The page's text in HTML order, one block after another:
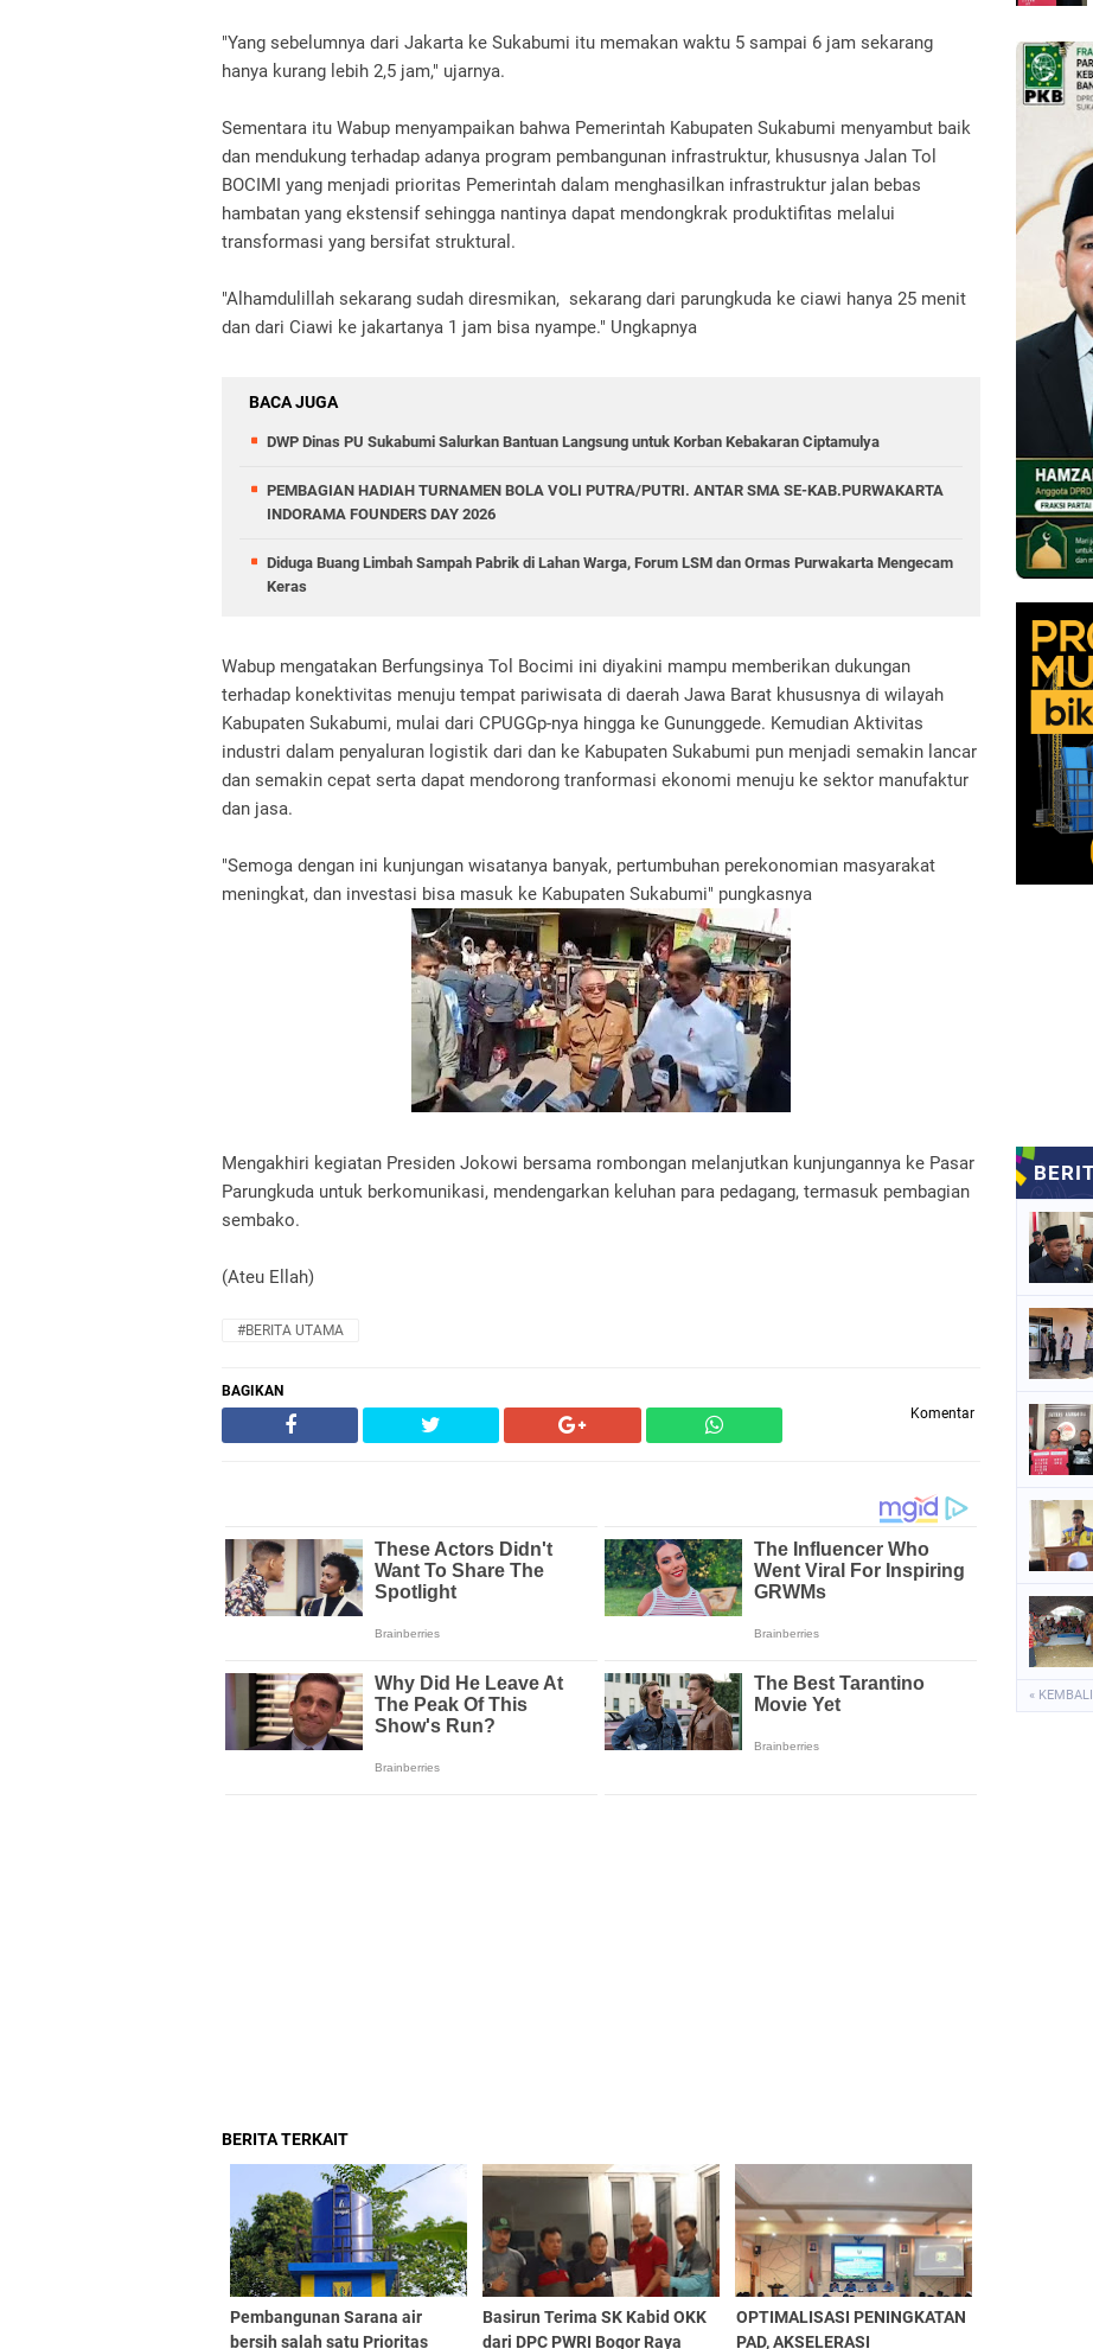
"Yang sebelumnya dari Jakarta ke Sukabumi itu memakan waktu 5 sampai 6 jam sekarang
hanya kurang lebih 2,5 jam," ujarnya.
Sementara itu Wabup menyampaikan bahwa Pemerintah Kabupaten Sukabumi menyambut baik
dan mendukung terhadap adanya program pembangunan infrastruktur, khususnya Jalan Tol
BOCIMI yang menjadi prioritas Pemerintah dalam menghasilkan infrastruktur jalan bebas
hambatan yang ekstensif sehingga nantinya dapat mendongkrak produktifitas melalui
transformasi yang bersifat struktural.
"Alhamdulillah sekarang sudah diresmikan, sekarang dari parungkuda ke ciawi hanya 25 menit
dan dari Ciawi ke jakartanya 1 jam bisa nyampe." Ungkapnya
BACA JUGA
DWP Dinas PU Sukabumi Salurkan Bantuan Langsung untuk Korban Kebakaran Ciptamulya
PEMBAGIAN HADIAH TURNAMEN BOLA VOLI PUTRA/PUTRI. ANTAR SMA SE-KAB.PURWAKARTA
INDORAMA FOUNDERS DAY 2026
Diduga Buang Limbah Sampah Pabrik di Lahan Warga, Forum LSM dan Ormas Purwakarta Mengecam
Keras
Wabup mengatakan Berfungsinya Tol Bocimi ini diyakini mampu memberikan dukungan
terhadap konektivitas menuju tempat pariwisata di daerah Jawa Barat khususnya di wilayah
Kabupaten Sukabumi, mulai dari CPUGGp-nya hingga ke Gununggede. Kemudian Aktivitas
industri dalam penyaluran logistik dari dan ke Kabupaten Sukabumi pun menjadi semakin lancar
dan semakin cepat serta dapat mendorong tranformasi ekonomi menuju ke sektor manufaktur
dan jasa.
"Semoga dengan ini kunjungan wisatanya banyak, pertumbuhan perekonomian masyarakat
meningkat, dan investasi bisa masuk ke Kabupaten Sukabumi" pungkasnya
Mengakhiri kegiatan Presiden Jokowi bersama rombongan melanjutkan kunjungannya ke Pasar
Parungkuda untuk berkomunikasi, mendengarkan keluhan para pedagang, termasuk pembagian
sembako.
(Ateu Ellah)
#BERITA UTAMA
BAGIKAN
Komentar
BERITA TERKAIT
Pembangunan Sarana air
bersih salah satu Prioritas
Basirun Terima SK Kabid OKK
dari DPC PWRI Bogor Raya
OPTIMALISASI PENINGKATAN
PAD, AKSELERASI
« KEMBALI